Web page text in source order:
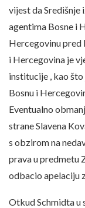
vijest da
agentima Bosne i
Hercegovinu pred
i Hercegovina je
institucije , kao što
Bosnu i
Eventualno
strane Slavena
s obzirom na
prava u predmetu
odbacio apelaciju
Otkud Schmidta u